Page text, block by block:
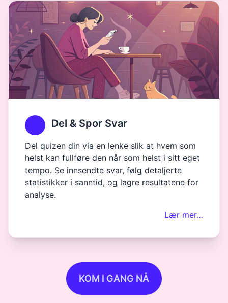
Del & Spor Svar
Del quizen din via en lenke slik at hvem som
helst kan fullføre den når som helst i sitt eget
tempo. Se innsendte svar, følg detaljerte
statistikker i sanntid, og lagre resultatene for
analyse.
Lær mer…
KOM I GANG NÅ